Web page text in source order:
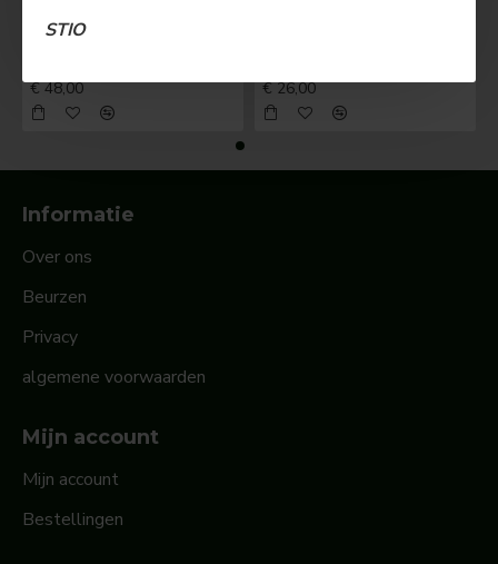
STIO
€ 48,00 € 26,00
Informatie
Over ons
Beurzen
Privacy
algemene voorwaarden
Mijn account
Mijn account
Bestellingen